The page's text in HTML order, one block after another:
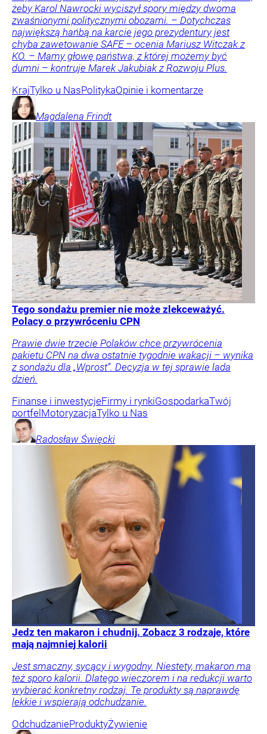
żeby Karol Nawrocki wyciszył spory między dwoma
zwaśnionymi politycznymi obozami. – Dotychczas
największą hańbą na karcie jego prezydentury jest
chyba zawetowanie SAFE – ocenia Mariusz Witczak z
KO. – Mamy głowę państwa, z której możemy być
dumni – kontruje Marek Jakubiak z Rozwoju Plus.
KrajTylko u NasPolitykaOpinie i komentarze
Magdalena Frindt
Tego sondażu premier nie może zlekceważyć.
Polacy o przywróceniu CPN
Prawie dwie trzecie Polaków chce przywrócenia
pakietu CPN na dwa ostatnie tygodnie wakacji – wynika
z sondażu dla „Wprost”. Decyzja w tej sprawie lada
dzień.
Finanse i inwestycjeFirmy i rynkiGospodarkaTwój
portfel MotoryzacjaTylko u Nas
Radosław Święcki
Jedz ten makaron i chudnij. Zobacz 3 rodzaje, które
mają najmniej kalorii
Jest smaczny, sycący i wygodny. Niestety, makaron ma
też sporo kalorii. Dlatego wieczorem i na redukcji warto
wybierać konkretny rodzaj. Te produkty są naprawdę
lekkie i wspierają odchudzanie.
OdchudzanieProduktyŻywienie